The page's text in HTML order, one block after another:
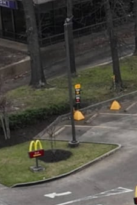
veloce e della qualità
un franchising
di caffè, i bambini
coinvolto nelle
legame con la
rapido e costante.
ad affrontare sfide
per rimanere
le operazioni di questo